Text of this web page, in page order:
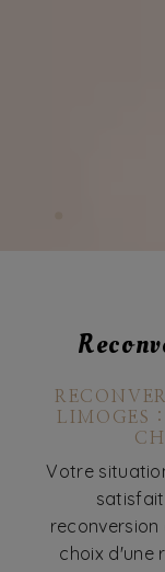
LIMOGES
Votre
reconversion
choix d'une